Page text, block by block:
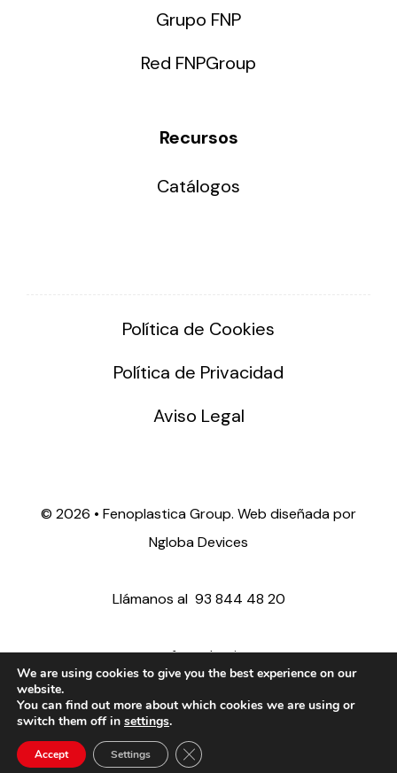
Grupo FNP
Red FNPGroup
Recursos
Catálogos
Política de Cookies
Política de Privacidad
Aviso Legal
© 2026 • Fenoplastica Group. Web diseñada por
Ngloba Devices
Llámanos al 93 844 48 20
ventas@fenoplastica.com
export@fenoplastica.com
We are using cookies to give you the best experience on our
website.
You can find out more about which cookies we are using or
switch them off in settings.
Accept Settings Close GDPR Cookie Banner